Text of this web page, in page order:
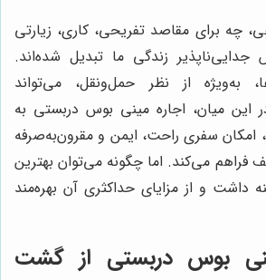
چه برای مقاصد تفریحی، کاری، زیارتی
زندگی ما تبدیل شده‌اند.
به‌ویژه از نظر حمل‌ونقل، می‌تواند
این میان، اجاره مینی بوس دربستی به
امکان سفری راحت، ایمن و مقرون‌به‌صرفه
فراهم می‌کند. اما چگونه می‌توان بهترین
داشت و از مزایای حداکثری آن بهره‌مند
بوس دربستی از گشت